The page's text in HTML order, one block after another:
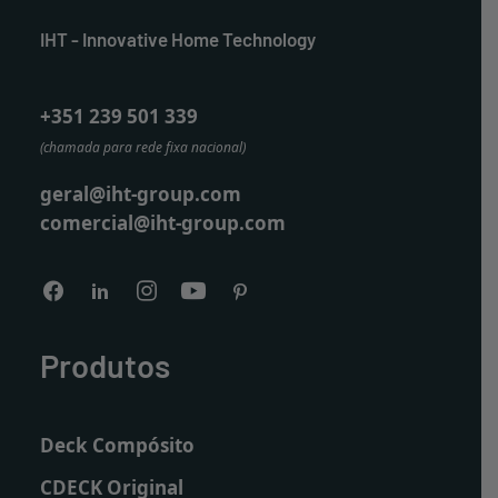
IHT - Innovative Home Technology
+351 239 501 339
(chamada para rede fixa nacional)
geral@iht-group.com
comercial@iht-group.com
Produtos
Deck Compósito
CDECK Original